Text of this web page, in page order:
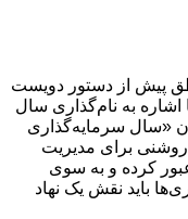
پیش از دستور دویست
به نام‌گذاری سال
«سال سرمایه‌گذاری
روشنی برای مدیریت
عبور کرده و به سوی
باید نقش یک نهاد